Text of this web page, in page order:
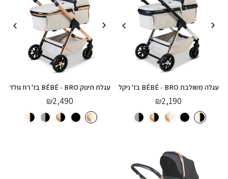
עגלה משולבת BÉBÉ - BRO בז' ניקל
₪2,190
עגלת תינוק BÉBÉ - BRO בז' רוז גולד
₪2,490